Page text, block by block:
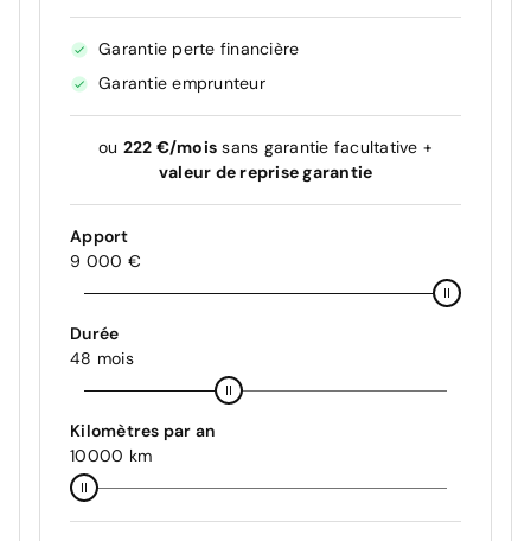
Garantie perte financière
Garantie emprunteur
ou 222 €/mois sans garantie facultative +
valeur de reprise garantie
Apport
9 000 €
Durée
48 mois
Kilomètres par an
10000 km